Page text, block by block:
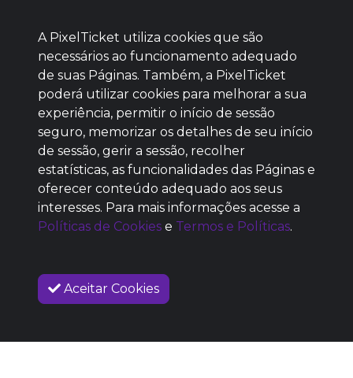
Baixe agora nosso app
SEM REPUTAÇÃO
DEFINIDA
A PixelTicket utiliza cookies que são
necessários ao funcionamento adequado
de suas Páginas. Também, a PixelTicket
poderá utilizar cookies para melhorar a sua
experiência, permitir o início de sessão
seguro, memorizar os detalhes de seu início
de sessão, gerir a sessão, recolher
estatísticas, as funcionalidades das Páginas e
oferecer conteúdo adequado aos seus
interesses. Para mais informações acesse a
Políticas de Cookies e Termos e Políticas.
Aceitar Cookies